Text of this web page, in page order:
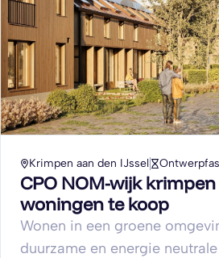
Krimpen aan den IJssel
CPO NOM-wijk
woningen te koop
Wonen in een groene
duurzame en energie